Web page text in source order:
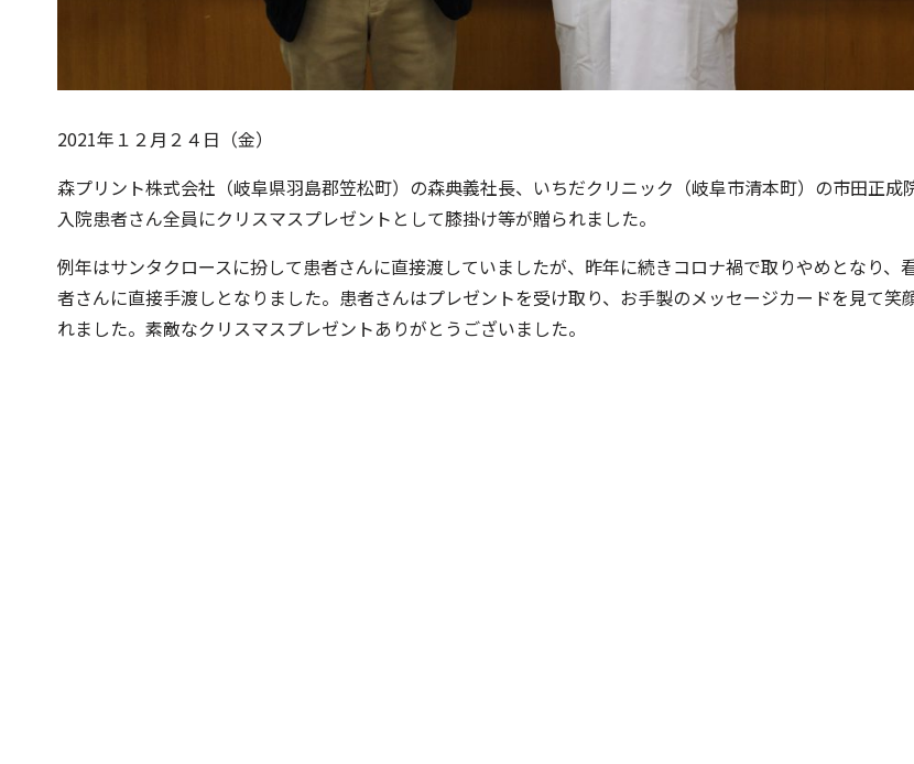
2021年１２月２４日（金）
森プリント株式会社（岐阜県羽島郡笠松町）の森典義社長、いちだクリニック（岐阜市清本町）の市田正成
入院患者さん全員にクリスマスプレゼントとして膝掛け等が贈られました。
例年はサンタクロースに扮して患者さんに直接渡していましたが、昨年に続きコロナ禍で取りやめとなり、
者さんに直接手渡しとなりました。患者さんはプレゼントを受け取り、お手製のメッセージカードを見て笑
れました。素敵なクリスマスプレゼントありがとうございました。